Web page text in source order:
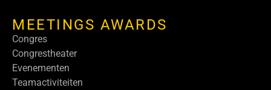
MEETINGS AWARDS
Congres
Congrestheater
Evenementen
Teamactiviteiten